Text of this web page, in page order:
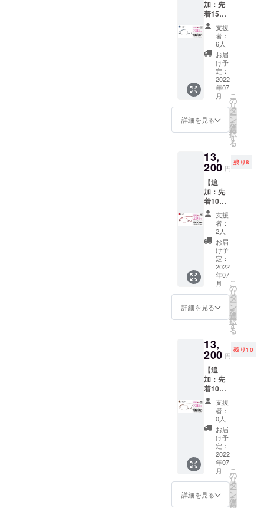
行っている
のでご購入
から何年
たっていて
も修理・メ
ンテナンス
などアフ
ターサポー
トもお任せ
ください。
ラス・
ライ
ト」を
購入後
（度数
を何か
１つご
選択く
ださ
い） ２.
「ブ
イト
カット
リター
ンをご
購入 ３.
メッ
セージ
機能で
「度な
しブ
ルーラ
イトで
の発送
希望」
の旨、
必ずご
連絡く
い。 ご
不明な
せくだ
さい。
■オー
ダーレ
ンズ
（処方
箋レン
ズ/老眼
鏡用・
近視
用）で
ブルー
ライト
カット
レンズ
望の場
【選べ
る度
数】
A:+1.00
G:4.00
の標準
レンズ
度数か
らお選
びくだ
さい。
【左右
A〜Gの
度数な
ら左右
度数違
いも追
加料金
なしで
対応可
能で
す。ご
希望の
方はご
希望リ
ターン
購入
メッ
セージ
し付け
くださ
い。
【オー
ダーレ
ンズ】
処方箋
やレン
ズ情報
も別注
で承り
ます(詳
細はお
問合せ
くださ
届け予
ペー
パーグ
ラス・
ライト
本体（1
本） ・
専用
ケース
（1個）
・メガ
ネ拭き
[レンズ
度数に
には対
応して
いませ
ん。
【選べ
る度
数】
A:+1.00
G:4.00
の標準
レンズ
度数か
らお選
びくだ
さい。
【左右
A〜Gの
度数な
ら左右
度数違
いも追
加料金
なしで
対応可
能で
す。ご
希望の
方はご
希望リ
ターン
購入
メッ
セージ
加：先
着15本
★20％
OFF】
ペー
パーグ
ラス・
ライト
スクエ
ア（ネ
ビー）
通常価
格
¥16,500
価格
¥13,200
（税
込）に
てご提
供 ・
ペー
パーグ
ラス・
ライト
本体（1
本） ・
専用
ケース
（1個）
・メガ
ネ拭き
【遠近
両用】
には対
応して
いませ
ん。
【選べ
る度
数】
A:+1.00
G:4.00
の標準
レンズ
度数か
らお選
びくだ
支援
者：
6人
お届
け予
定：
2022
年07
月
詳細を見る
こ
の
リ
タ
ー
ン
を
選
択
す
る
13,
200 円
残り8
【追
加：先
着10本
★20％
OFF】
ペー
パーグ
ラス・
ライト
スクエ
（レッ
ド） 通
常価格
¥16,500
を 割引
¥13,200
（税
込）に
てご提
供 ・
ペー
パーグ
ラス・
ライト
本体（1
本） ・
専用
ケース
（1個）
・メガ
ネ拭き
[レンズ
支援
者：
2人
お届
け予
定：
2022
年07
月
詳細を見る
こ
の
リ
タ
ー
ン
を
選
択
す
る
13,
200 円
残り10
【追
加：先
着10本
★20％
OFF】
ペー
パーグ
ラス・
ライト
スクエ
ア（ブ
ラウ
ン） 通
常価格
¥16,500
支援
者：
0人
お届
け予
定：
2022
年07
月
詳細を見る
こ
の
リ
タ
ー
ン
を
選